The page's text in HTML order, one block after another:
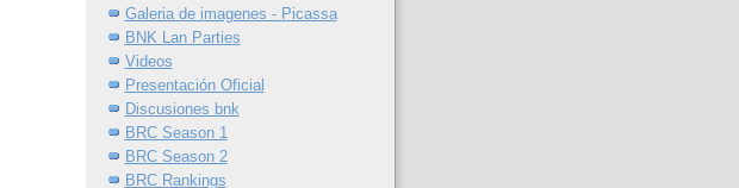
Galeria de imagenes - Picassa
BNK Lan Parties
Videos
Presentación Oficial
Discusiones bnk
BRC Season 1
BRC Season 2
BRC Rankings